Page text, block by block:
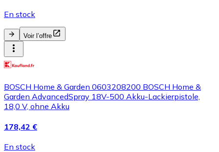
En stock
Voir l’offre
BOSCH Home & Garden 0603208200 BOSCH Home &
Garden AdvancedSpray 18V-500 Akku-Lackierpistole,
18,0 V, ohne Akku
178,42 €
En stock